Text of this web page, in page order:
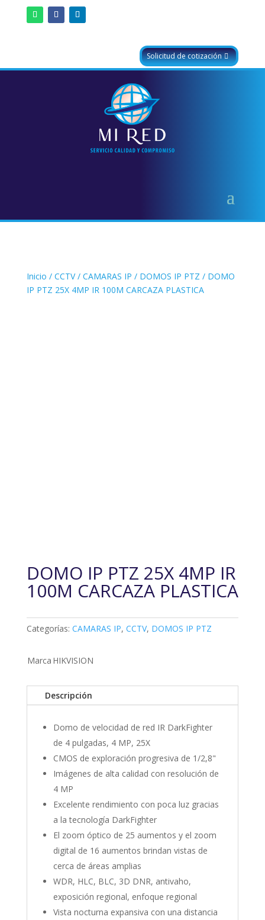
Solicitud de cotización
Inicio / CCTV/ CAMARAS IP / DOMOS IP PTZ / DOMO
IP PTZ 25X 4MP IR 100M CARCAZA PLASTICA
DOMO IP PTZ 25X 4MP IR
100M CARCAZA PLASTICA
Categorías: CAMARAS IP, CCTV, DOMOS IP PTZ
Marca HIKVISION
Descripción
Domo de velocidad de red IR DarkFighter
de 4 pulgadas, 4 MP, 25X
CMOS de exploración progresiva de 1/2,8"
Imágenes de alta calidad con resolución de
4 MP
Excelente rendimiento con poca luz gracias
a la tecnología DarkFighter
El zoom óptico de 25 aumentos y el zoom
digital de 16 aumentos brindan vistas de
cerca de áreas amplias
WDR, HLC, BLC, 3D DNR, antivaho,
exposición regional, enfoque regional
Vista nocturna expansiva con una distancia